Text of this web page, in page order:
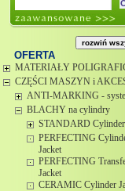
OFERTA
MATERIAŁY
CZĘŚCI MASZYN i
ANTI-MARKING -
BLACHY na cylindry
STANDARD Cylinder
PERFECTING
Jacket
PERFECTING
Jacket
CERAMIC Cylinder